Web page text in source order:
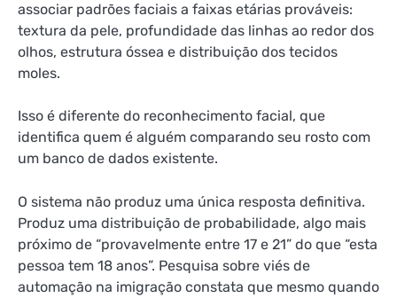
associar padrões faciais a faixas etárias prováveis:
textura da pele, profundidade das linhas ao redor dos
olhos, estrutura óssea e distribuição dos tecidos
moles.
Isso é diferente do reconhecimento facial, que
identifica quem é alguém comparando seu rosto com
um banco de dados existente.
O sistema não produz uma única resposta definitiva.
Produz uma distribuição de probabilidade, algo mais
próximo de “provavelmente entre 17 e 21” do que “esta
pessoa tem 18 anos”. Pesquisa sobre viés de
automação na imigração constata que mesmo quando